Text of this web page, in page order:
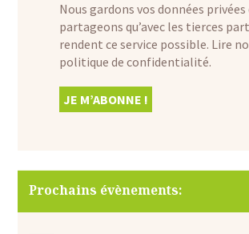
Nous gardons vos données
partageons qu’avec les tierces
rendent ce service possible. Lire
politique de confidentialité.
Prochains évènements: